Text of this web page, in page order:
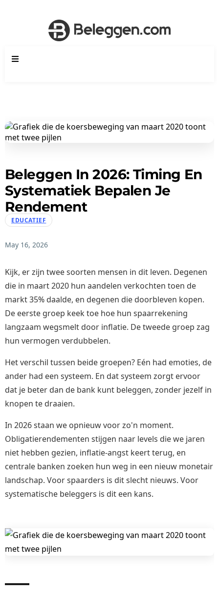
Beleggen In 2026: Timing En
Systematiek Bepalen Je
Rendement
EDUCATIEF
May 16, 2026
Kijk, er zijn twee soorten mensen in dit leven. Degenen
die in maart 2020 hun aandelen verkochten toen de
markt 35% daalde, en degenen die doorbleven kopen.
De eerste groep keek toe hoe hun spaarrekening
langzaam wegsmelt door inflatie. De tweede groep zag
hun vermogen verdubbelen.
Het verschil tussen beide groepen? Eén had emoties, de
ander had een systeem. En dat systeem zorgt ervoor
dat je beter dan de bank kunt beleggen, zonder jezelf in
knopen te draaien.
In 2026 staan we opnieuw voor zo'n moment.
Obligatierendementen stijgen naar levels die we jaren
niet hebben gezien, inflatie-angst keert terug, en
centrale banken zoeken hun weg in een nieuw monetair
landschap. Voor spaarders is dit slecht nieuws. Voor
systematische beleggers is dit een kans.